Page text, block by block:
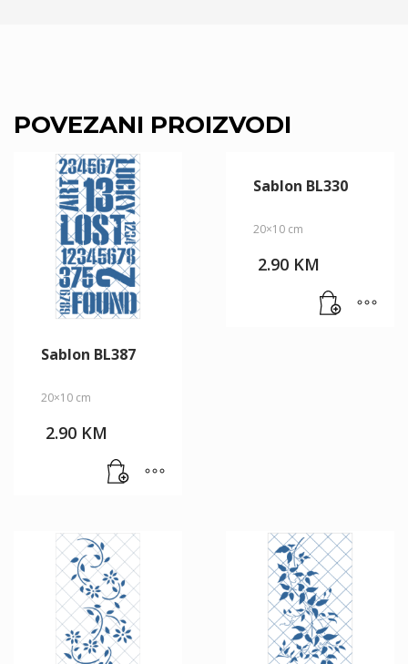
POVEZANI PROIZVODI
Sablon BL387
20×10 cm
2.90 KM
Sablon BL330
20×10 cm
2.90 KM